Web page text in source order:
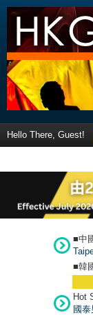
Hello There, Guest!
■中
■韓
Hot
國